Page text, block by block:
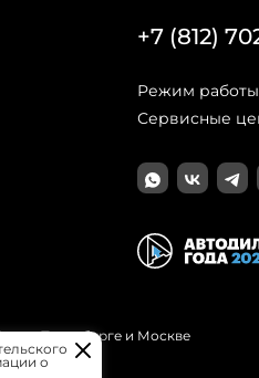
+7 (812)
Режим
Сервисные
Петербурге и Москве
о